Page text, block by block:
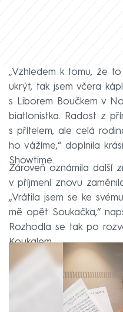
„Vzhledem k tomu, že
ukrýt, tak jsem včera
s Liborem Boučkem v
biatlonistka. Radost z
s přítelem, ale celá
ho vážíme,“ doplnila
Showtime.
Zároveň oznámila další
v příjmení znovu
„Vrátila jsem se ke
mě opět Soukačka,“
Rozhodla se tak po
Koukalem.